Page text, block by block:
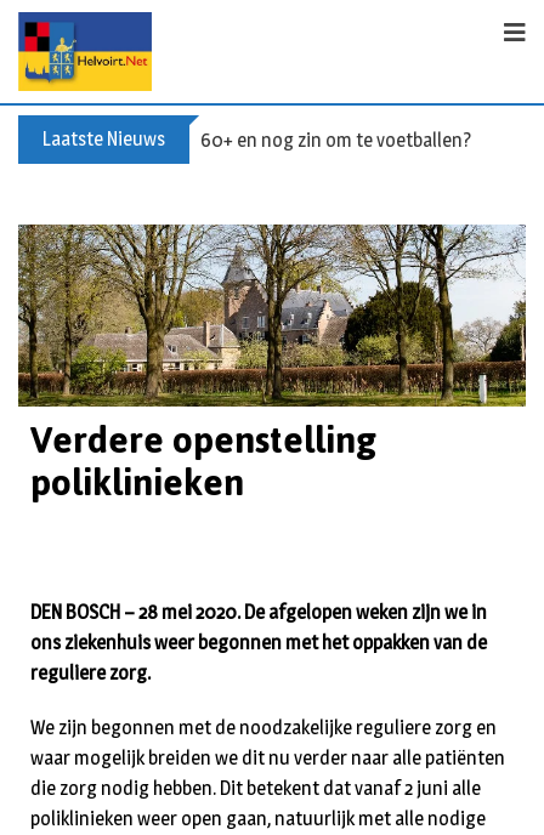
Laatste Nieuws Buxusplanten in brand in Biezenmortel,
Verdere openstelling
poliklinieken
DEN BOSCH – 28 mei 2020. De afgelopen weken zijn we in
ons ziekenhuis weer begonnen met het oppakken van de
reguliere zorg.
We zijn begonnen met de noodzakelijke reguliere zorg en
waar mogelijk breiden we dit nu verder naar alle patiënten
die zorg nodig hebben. Dit betekent dat vanaf 2 juni alle
poliklinieken weer open gaan, natuurlijk met alle nodige